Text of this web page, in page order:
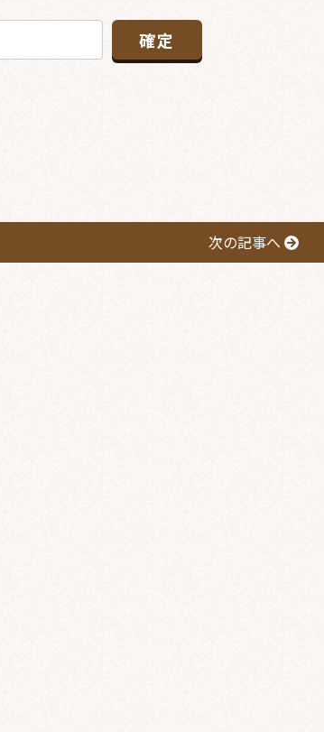
次の記事へ